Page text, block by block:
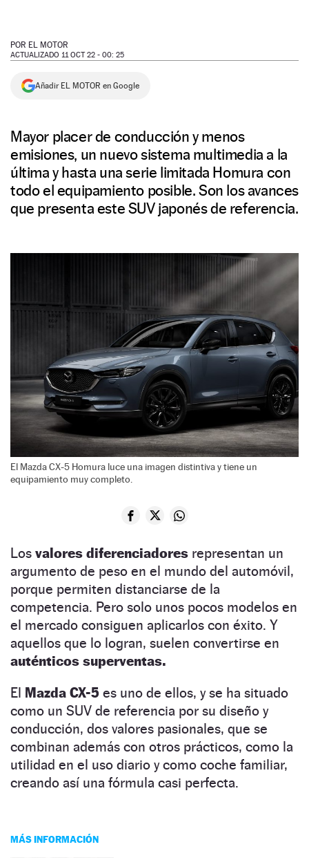
SÍGUENOS
POR EL MOTOR
ACTUALIZADO 11 OCT 22 - 00: 25
Añadir EL MOTOR en Google
Mayor placer de conducción y menos
emisiones, un nuevo sistema multimedia a la
última y hasta una serie limitada Homura con
todo el equipamiento posible. Son los avances
que presenta este SUV japonés de referencia.
El Mazda CX-5 Homura luce una imagen distintiva y tiene un
equipamiento muy completo.
Los valores diferenciadores representan un
argumento de peso en el mundo del automóvil,
porque permiten distanciarse de la
competencia. Pero solo unos pocos modelos en
el mercado consiguen aplicarlos con éxito. Y
aquellos que lo logran, suelen convertirse en
auténticos superventas.
El Mazda CX-5 es uno de ellos, y se ha situado
como un SUV de referencia por su diseño y
conducción, dos valores pasionales, que se
combinan además con otros prácticos, como la
utilidad en el uso diario y como coche familiar,
creando así una fórmula casi perfecta.
MÁS INFORMACIÓN